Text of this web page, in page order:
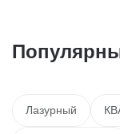
Лазурный